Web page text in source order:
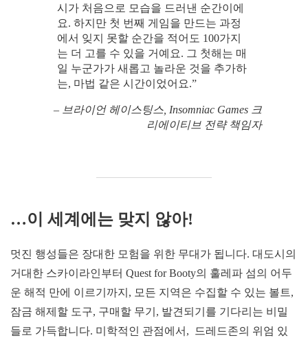
시가 처음으로 모습을 드러낸 순간이에
요. 하지만 첫 번째 게임을 만드는 과정
에서 잊지 못할 순간을 적어도 100가지
는 더 고를 수 있을 거예요. 그 첫해는 매
일 누군가가 새롭고 놀라운 것을 추가하
는, 마법 같은 시간이었어요.”
– 브라이언 헤이스팅스, Insomniac Games 크
리에이티브 전략 책임자
…이 세계에는 맞지 않아!
멋진 행성들은 장대한 모험을 위한 무대가 됩니다. 대도시의
거대한 스카이라인부터 Quest for Booty의 훌레파 섬의 어두
운 해적 만에 이르기까지, 모든 지역은 수집할 수 있는 볼트,
잠금 해제할 도구, 구매할 무기, 발견되기를 기다리는 비밀
들로 가득합니다. 미학적인 관점에서, 드레드존의 위엄 있